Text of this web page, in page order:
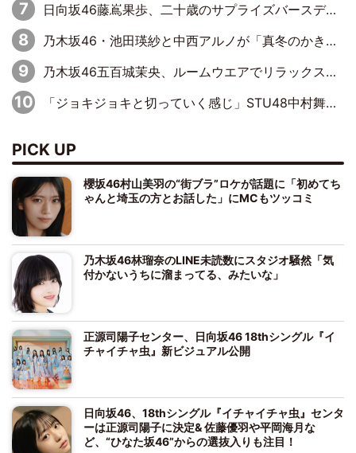
日向坂46藤嶌果歩、二十歳のサプライズバースデーに大喜び「頼られる先輩になれるように努力していきたい」
乃木坂46・池田瑛紗と中西アルノが「真冬のかき氷」騒動で火花散らす！ 因縁の裏にあるのは、逆境をともに“凌”ぐ似た者同士の絆
乃木坂46五百城茉央、ルームウエアでリラックス「今回のグラビアを見て成長を感じていただけるとうれしい」
「ジョキジョキと切っていく感じ」STU48中村舞、新しい挑戦は自らの手で
PICK UP
櫻坂46村山美羽の“街ブラ”ロケが話題に「初めてち
ゃんと埼玉の方とお話した」にMCもツッコミ
乃木坂46林瑠奈のLINE未読数にスタジオ騒然「気
付かないうちに溜まってる、みたいな」
正源司陽子センター、日向坂46 18thシングル『イ
チャイチャ虫』新ビジュアル公開
日向坂46、18thシングル『イチャイチャ虫』センタ
ーは正源司陽子に決定& 佐藤優羽や平岡海月な
ど、“ひなた坂46”からの選抜入りも注目！